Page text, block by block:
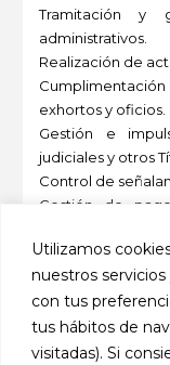
Utilizamos
nuestros
con tus
tus hábitos de
visitadas). Si
Tramitación y
administrativos.
Realización de
exhortos y oficios.
Gestión e
judiciales y otros
Control de
Gestión de
Subastas
Diligencias de
Colaboración
nacional.